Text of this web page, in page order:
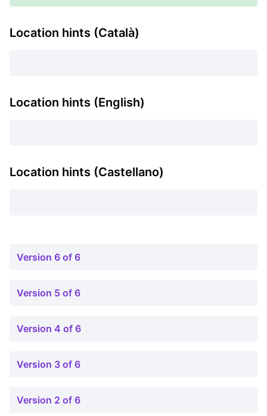
Location hints (Català)
Location hints (English)
Location hints (Castellano)
Version 6 of 6
Version 5 of 6
Version 4 of 6
Version 3 of 6
Version 2 of 6